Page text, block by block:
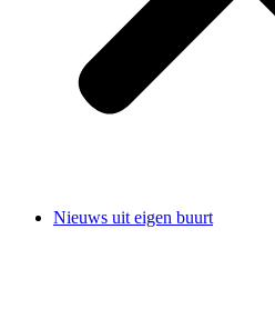
Nieuws uit eigen buurt